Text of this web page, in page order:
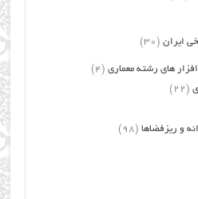
ایران (30)
های رشته معماری (4)
(22)
و ریزفضاها (98)